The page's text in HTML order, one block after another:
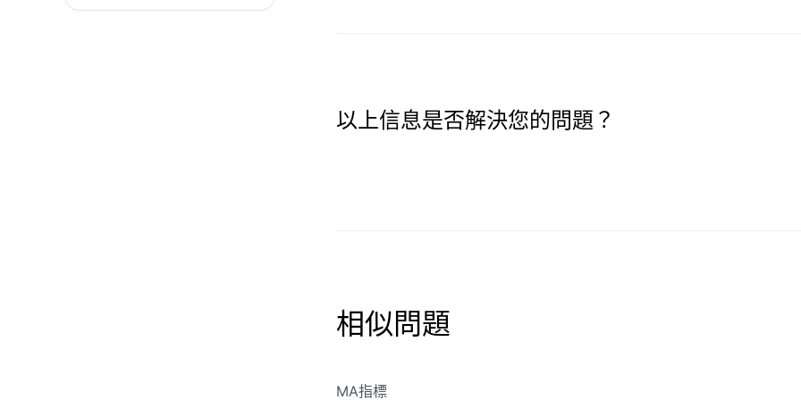
以上信息是否解決您的問題？
相似問題
MA指標